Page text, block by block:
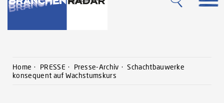
Home PRESSE Presse-Archiv
Schachtbauwerke
konsequent auf Wachstumskurs